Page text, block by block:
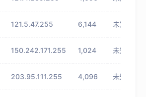
121.5.47.255 6,144 未知
150.242.171.255 1,024 未知
203.95.111.255 4,096 未知